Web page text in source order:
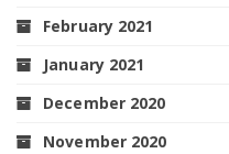
February 2021
January 2021
December 2020
November 2020